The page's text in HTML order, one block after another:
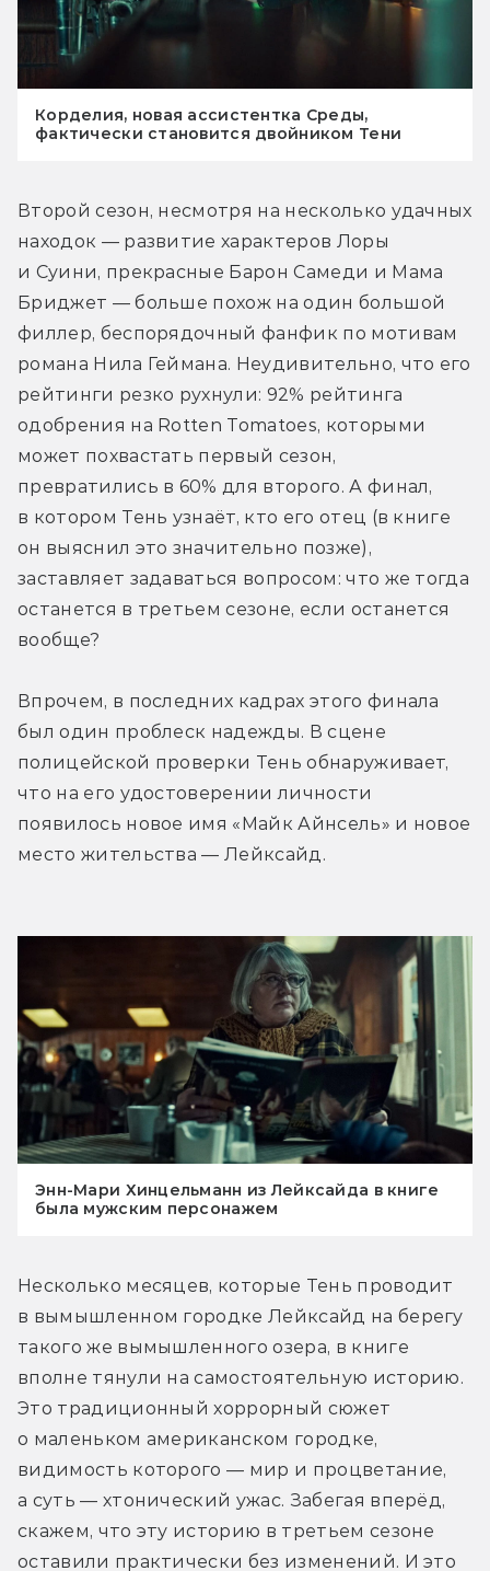
Корделия, новая ассистентка Среды,
фактически становится двойником Тени
Второй сезон, несмотря на несколько удачных
находок — развитие характеров Лоры
и Суини, прекрасные Барон Самеди и Мама
Бриджет — больше похож на один большой
филлер, беспорядочный фанфик по мотивам
романа Нила Геймана. Неудивительно, что его
рейтинги резко рухнули: 92% рейтинга
одобрения на Rotten Tomatoes, которыми
может похвастать первый сезон,
превратились в 60% для второго. А финал,
в котором Тень узнаёт, кто его отец (в книге
он выяснил это значительно позже),
заставляет задаваться вопросом: что же тогда
останется в третьем сезоне, если останется
вообще?
Впрочем, в последних кадрах этого финала
был один проблеск надежды. В сцене
полицейской проверки Тень обнаруживает,
что на его удостоверении личности
появилось новое имя «Майк Айнсель» и новое
место жительства — Лейксайд.
Энн-Мари Хинцельманн из Лейксайда в книге
была мужским персонажем
Несколько месяцев, которые Тень проводит
в вымышленном городке Лейксайд на берегу
такого же вымышленного озера, в книге
вполне тянули на самостоятельную историю.
Это традиционный хоррорный сюжет
о маленьком американском городке,
видимость которого — мир и процветание,
а суть — хтонический ужас. Забегая вперёд,
скажем, что эту историю в третьем сезоне
оставили практически без изменений. И это